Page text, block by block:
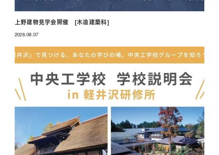
上野建物見学会開催 [木造建築科]
2026.08.07